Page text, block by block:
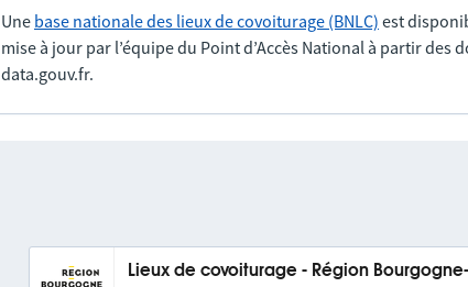
Une base nationale des lieux de covoiturage (BNLC) est
mise à jour par l’équipe du Point d’Accès National à partir des
data.gouv.fr.
Lieux de covoiturage - Région